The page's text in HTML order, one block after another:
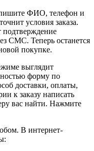
ФИО, телефон и
условия заказа.
подтверждение
СМС. Теперь останется
покупке.
выглядит
форму по
доставки, оплаты,
к заказу написать
вас найти. Нажмите
В интернет-